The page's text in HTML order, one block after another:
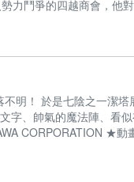
力鬥爭的四越商會，他
終於和引發勢力鬥爭的
明！ 於是七陰之一潔塔
、帥氣的魔法陣、看似
CORPORATION ★動
籍化！ ★主角威能×異世